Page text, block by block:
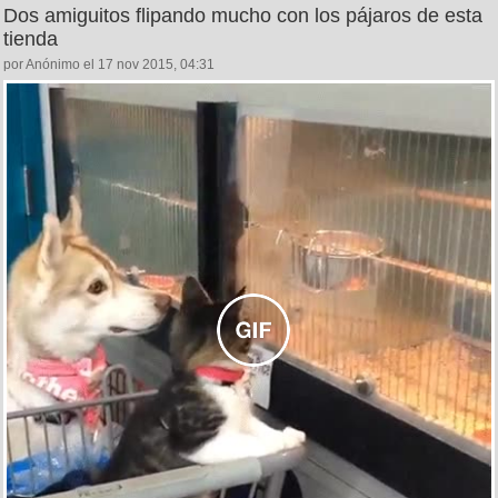
Dos amiguitos flipando mucho con los pájaros de esta
tienda
por Anónimo el 17 nov 2015, 04:31